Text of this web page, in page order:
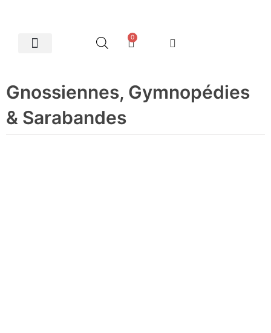
0
Gnossiennes, Gymnopédies
& Sarabandes